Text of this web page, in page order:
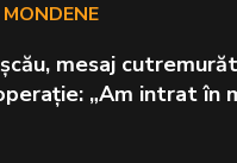
mesaj
„Am intrat în